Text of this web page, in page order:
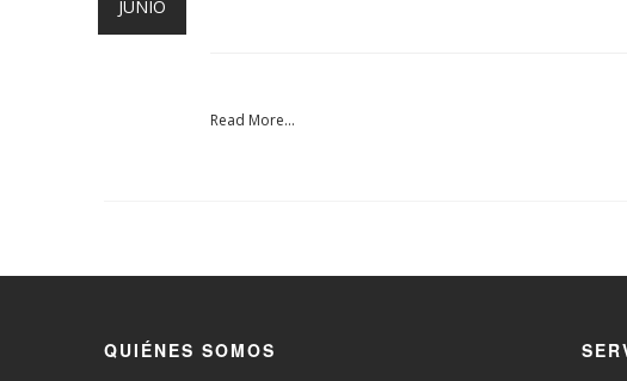
Read More...
JUNIO
QUIÉNES SOMOS